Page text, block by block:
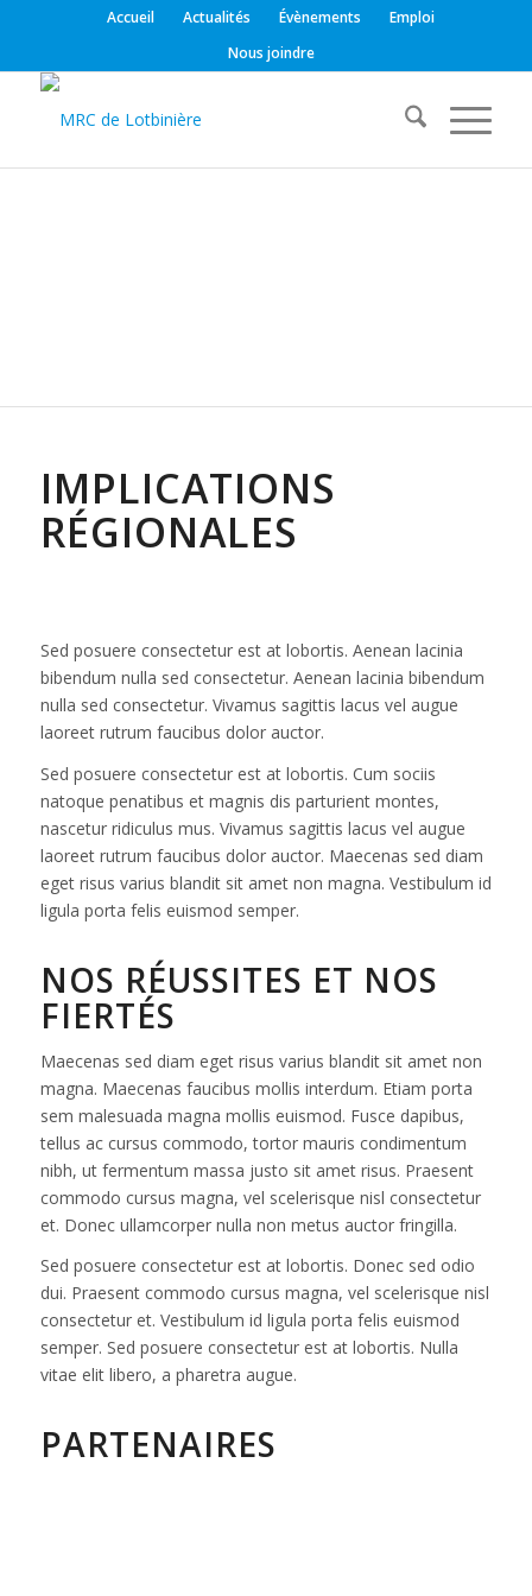
Accueil Actualités Évènements
Emploi
Nous joindre
IMPLICATIONS
RÉGIONALES
Sed posuere consectetur est at lobortis. Aenean lacinia
bibendum nulla sed consectetur. Aenean lacinia bibendum
nulla sed consectetur. Vivamus sagittis lacus vel augue
laoreet rutrum faucibus dolor auctor.
Sed posuere consectetur est at lobortis. Cum sociis
natoque penatibus et magnis dis parturient montes,
nascetur ridiculus mus. Vivamus sagittis lacus vel augue
laoreet rutrum faucibus dolor auctor. Maecenas sed diam
eget risus varius blandit sit amet non magna. Vestibulum id
ligula porta felis euismod semper.
NOS RÉUSSITES ET NOS
FIERTÉS
Maecenas sed diam eget risus varius blandit sit amet non
magna. Maecenas faucibus mollis interdum. Etiam porta
sem malesuada magna mollis euismod. Fusce dapibus,
tellus ac cursus commodo, tortor mauris condimentum
nibh, ut fermentum massa justo sit amet risus. Praesent
commodo cursus magna, vel scelerisque nisl consectetur
et. Donec ullamcorper nulla non metus auctor fringilla.
Sed posuere consectetur est at lobortis. Donec sed odio
dui. Praesent commodo cursus magna, vel scelerisque nisl
consectetur et. Vestibulum id ligula porta felis euismod
semper. Sed posuere consectetur est at lobortis. Nulla
vitae elit libero, a pharetra augue.
PARTENAIRES